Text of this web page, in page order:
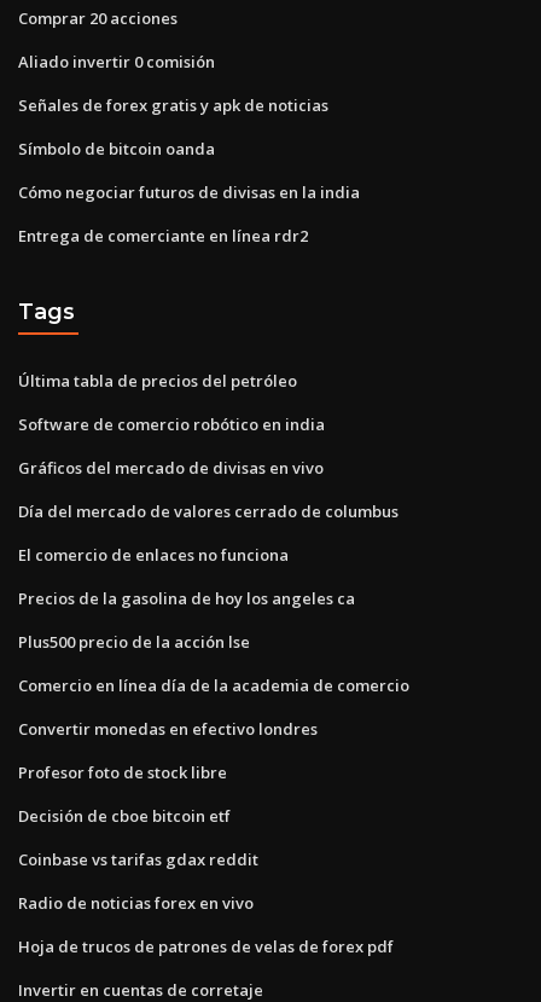
Comprar 20 acciones
Aliado invertir 0 comisión
Señales de forex gratis y apk de noticias
Símbolo de bitcoin oanda
Cómo negociar futuros de divisas en la india
Entrega de comerciante en línea rdr2
Tags
Última tabla de precios del petróleo
Software de comercio robótico en india
Gráficos del mercado de divisas en vivo
Día del mercado de valores cerrado de columbus
El comercio de enlaces no funciona
Precios de la gasolina de hoy los angeles ca
Plus500 precio de la acción lse
Comercio en línea día de la academia de comercio
Convertir monedas en efectivo londres
Profesor foto de stock libre
Decisión de cboe bitcoin etf
Coinbase vs tarifas gdax reddit
Radio de noticias forex en vivo
Hoja de trucos de patrones de velas de forex pdf
Invertir en cuentas de corretaje